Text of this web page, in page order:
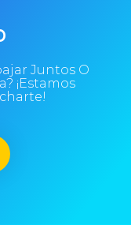
Juntos O
¡Estamos